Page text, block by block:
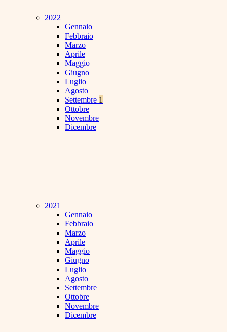
2022
Gennaio
Febbraio
Marzo
Aprile
Maggio
Giugno
Luglio
Agosto
Settembre 1
Ottobre
Novembre
Dicembre
2021
Gennaio
Febbraio
Marzo
Aprile
Maggio
Giugno
Luglio
Agosto
Settembre
Ottobre
Novembre
Dicembre